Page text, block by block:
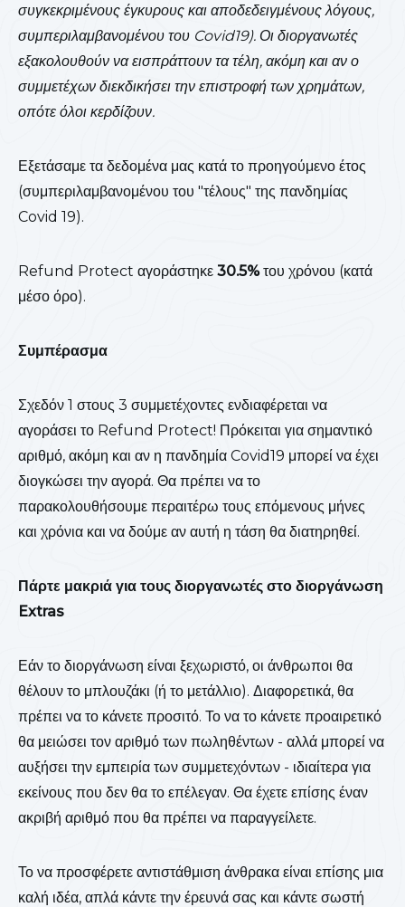
συγκεκριμένους έγκυρους και αποδεδειγμένους λόγους,
συμπεριλαμβανομένου του Covid19). Οι διοργανωτές
εξακολουθούν να εισπράττουν τα τέλη, ακόμη και αν ο
συμμετέχων διεκδικήσει την επιστροφή των χρημάτων,
οπότε όλοι κερδίζουν.
Εξετάσαμε τα δεδομένα μας κατά το προηγούμενο έτος
(συμπεριλαμβανομένου του "τέλους" της πανδημίας
Covid 19).
Refund Protect αγοράστηκε 30.5%του χρόνου (κατά
μέσο όρο).
Συμπέρασμα
Σχεδόν 1 στους 3 συμμετέχοντες ενδιαφέρεται να
αγοράσει το Refund Protect! Πρόκειται για σημαντικό
αριθμό, ακόμη και αν η πανδημία Covid19 μπορεί να έχει
διογκώσει την αγορά. Θα πρέπει να το
παρακολουθήσουμε περαιτέρω τους επόμενους μήνες
και χρόνια και να δούμε αν αυτή η τάση θα διατηρηθεί.
Πάρτε μακριά για τους διοργανωτές στο διοργάνωση
Extras
Εάν το διοργάνωση είναι ξεχωριστό, οι άνθρωποι θα
θέλουν το μπλουζάκι (ή το μετάλλιο). Διαφορετικά, θα
πρέπει να το κάνετε προσιτό. Το να το κάνετε προαιρετικό
θα μειώσει τον αριθμό των πωληθέντων - αλλά μπορεί να
αυξήσει την εμπειρία των συμμετεχόντων - ιδιαίτερα για
εκείνους που δεν θα το επέλεγαν. Θα έχετε επίσης έναν
ακριβή αριθμό που θα πρέπει να παραγγείλετε.
Το να προσφέρετε αντιστάθμιση άνθρακα είναι επίσης μια
καλή ιδέα, απλά κάντε την έρευνά σας και κάντε σωστή